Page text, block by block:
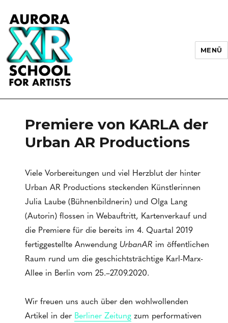
MENÜ
Premiere von KARLA der
Urban AR Productions
Viele Vorbereitungen und viel Herzblut der hinter
Urban AR Productions steckenden Künstlerinnen
Julia Laube (Bühnenbildnerin) und Olga Lang
(Autorin) flossen in Webauftritt, Kartenverkauf und
die Premiere für die bereits im 4. Quartal 2019
fertiggestellte Anwendung UrbanAR im öffentlichen
Raum rund um die geschichtsträchtige Karl-Marx-
Allee in Berlin vom 25.–27.09.2020.
Wir freuen uns auch über den wohlwollenden
Artikel in der Berliner Zeitung zum performativen